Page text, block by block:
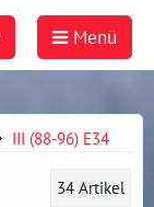
Menü
III (88-96) E34
34 Artikel